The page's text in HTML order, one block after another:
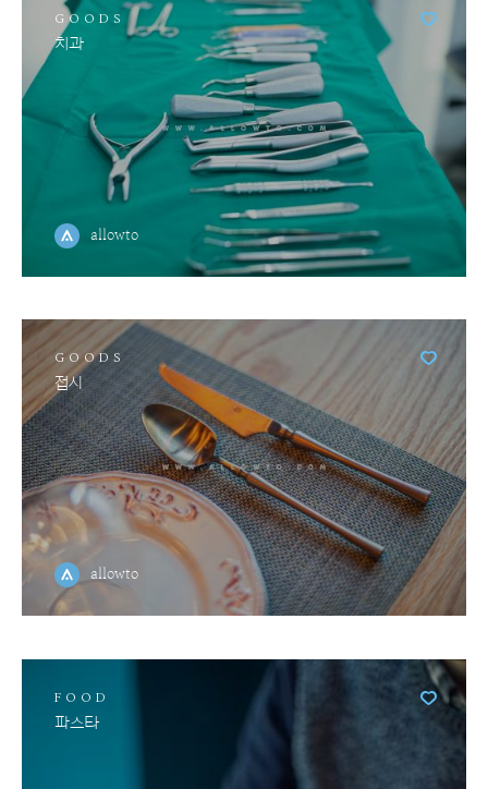
GOODS
치과
allowto
GOODS
접시
allowto
FOOD
파스타